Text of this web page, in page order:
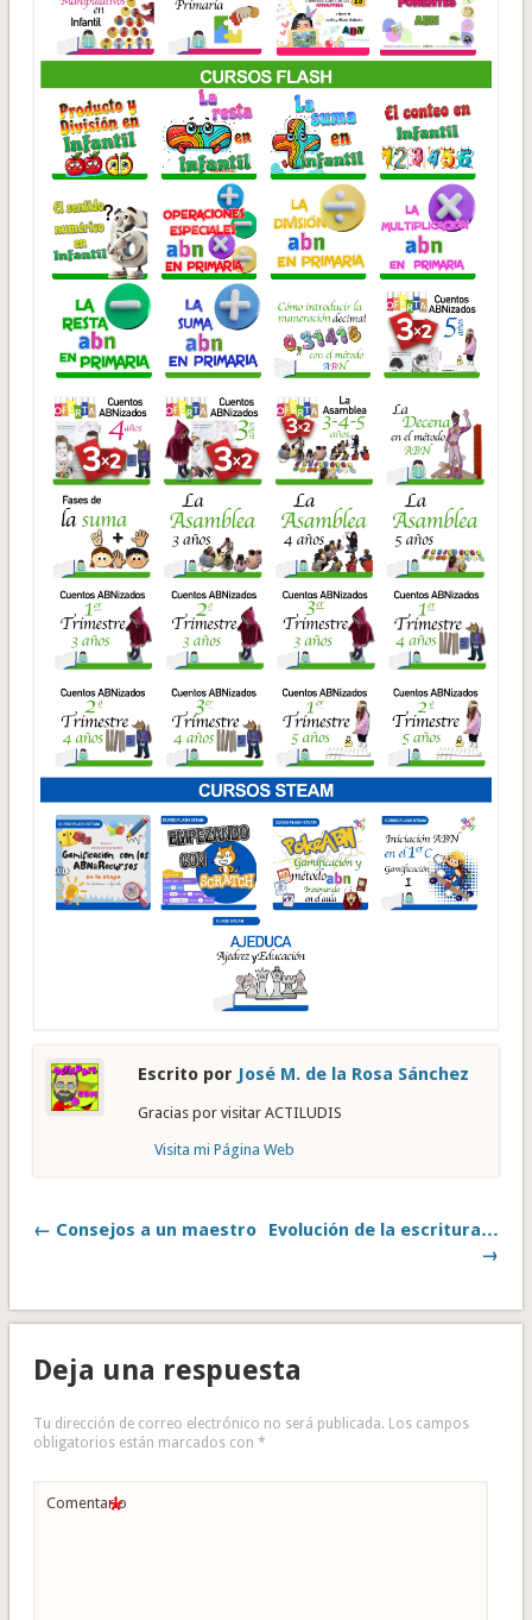
Escrito por José M. de la Rosa Sánchez
Gracias por visitar ACTILUDIS
Visita mi Página Web
← Consejos a un maestro
Evolución de la escritura…
→
Deja una respuesta
Tu dirección de correo electrónico no será publicada. Los campos
obligatorios están marcados con *
Comentario
*